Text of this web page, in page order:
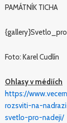
PAMÁTNÍK TICHA
Foto: Karel Cudlín
Ohlasy v médiích
https://
rozsviti-na-
svetlo-pro-nadeji/